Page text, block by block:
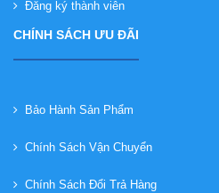
Đăng ký thành viên
CHÍNH SÁCH ƯU ĐÃI
Bảo Hành Sản Phẩm
Chính Sách Vận Chuyển
Chính Sách Đổi Trả Hàng